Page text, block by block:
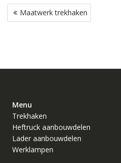
Bericht
navigatie
Maatwerk trekhaken
Menu
Trekhaken
Heftruck aanbouwdelen
Lader aanbouwdelen
Werklampen